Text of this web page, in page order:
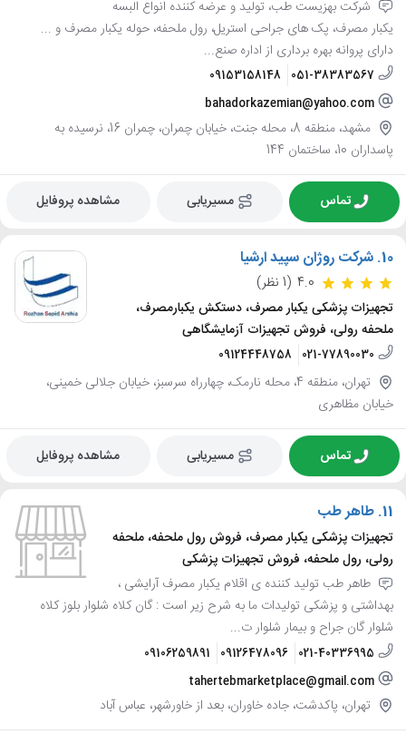
شرکت بهزیست طب، تولید و عرضه کننده انواع البسه
یکبار مصرف، پک های جراحی استریل، رول ملحفه، حوله یکبار مصرف و ...
دارای پروانه بهره برداری از اداره صنع...
051-38383567
09153158148
bahadorkazemian@yahoo.com
مشهد، منطقه 8، محله جنت، خیابان چمران، چمران 16، نرسیده به
پاسداران 10، ساختمان 144
تماس مسیریابی مشاهده پروفایل
10. شرکت روژان سپید ارشیا
4.0 (1 نظر)
تجهیزات پزشکی یکبار مصرف، دستکش یکبارمصرف،
ملحفه رولی، فروش تجهیزات آزمایشگاهی
021-77890030
09124448758
تهران، منطقه 4، محله نارمک، چهارراه سرسبز، خیابان جلالی خمینی،
خیابان مظاهری
تماس مسیریابی مشاهده پروفایل
11. طاهر طب
تجهیزات پزشکی یکبار مصرف، فروش رول ملحفه، ملحفه
رولی، رول ملحفه، فروش تجهیزات پزشکی
طاهر طب تولید کننده ی اقلام یکبار مصرف آرایشی ،
بهداشتی و پزشکی تولیدات ما به شرح زیر است : گان کلاه شلوار بلوز کلاه
شلوار گان جراح و بیمار شلوار ت...
021-40336995
09126478096
09106259891
tahertebmarketplace@gmail.com
تهران، پاکدشت، جاده خاوران، بعد از خاورشهر، عباس آباد